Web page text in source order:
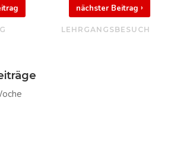
nächster Beitrag›
LEHRGANGSBESUCH